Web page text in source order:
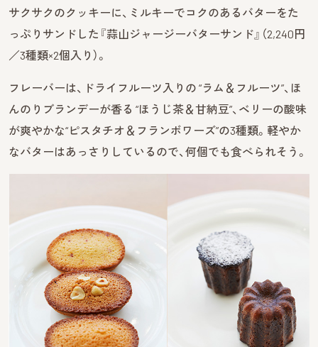
サクサクのクッキーに、ミルキーでコクのあるバターをた
っぷりサンドした『蒜山ジャージーバターサンド』（2,240円
／3種類×2個入り）。
フレーバーは、ドライフルーツ入りの “ラム＆フルーツ”、ほ
んのりブランデーが香る “ほうじ茶＆甘納豆”、ベリーの酸味
が爽やかな“ピスタチオ＆フランボワーズ”の3種類。軽やか
なバターはあっさりしているので、何個でも食べられそう。